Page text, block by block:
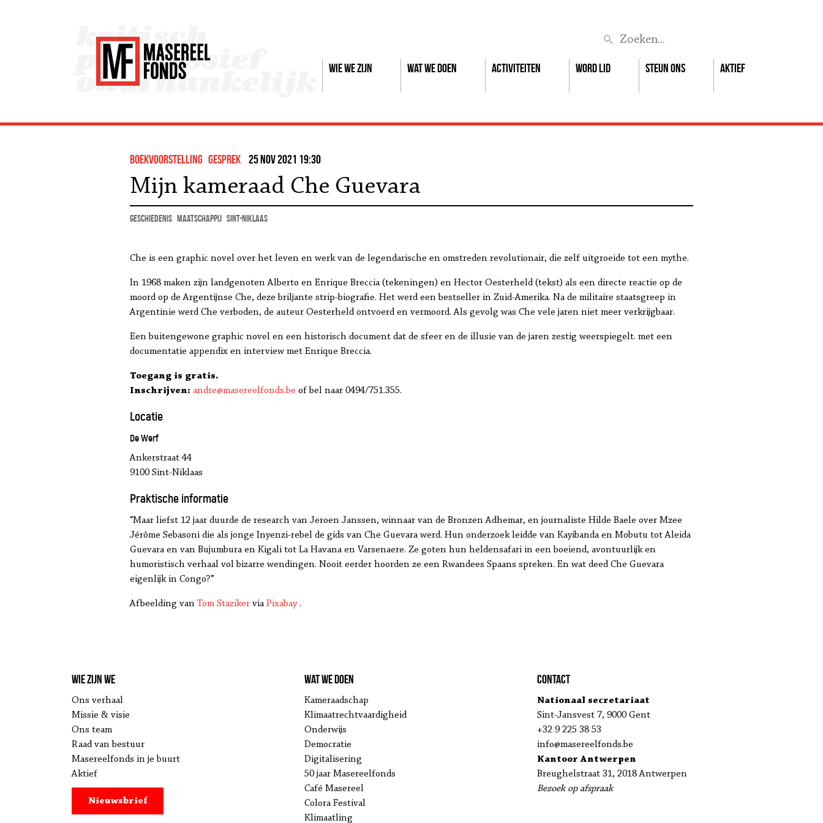
Wie we zijn Wat we doen Activiteiten Word lid Steun ons Aktief
boekvoorstelling gesprek 25 nov 2021 19:30
Mijn kameraad Che Guevara
geschiedenis maatschappij Sint-Niklaas
Che is een graphic novel over het leven en werk van de legendarische en omstreden revolutionair, die zelf uitgroeide tot een mythe.
In 1968 maken zijn landgenoten Alberto en Enrique Breccia (tekeningen) en Hector Oesterheld (tekst) als een directe reactie op de
moord op de Argentijnse Che, deze briljante strip-biografie. Het werd een bestseller in Zuid-Amerika. Na de militaire staatsgreep in
Argentinie werd Che verboden, de auteur Oesterheld ontvoerd en vermoord. Als gevolg was Che vele jaren niet meer verkrijgbaar.
Een buitengewone graphic novel en een historisch document dat de sfeer en de illusie van de jaren zestig weerspiegelt. met een
documentatie appendix en interview met Enrique Breccia.
Toegang is gratis.
Inschrijven: andre@masereelfonds.be of bel naar 0494/751.355.
Locatie
De Werf
Ankerstraat 44
9100 Sint-Niklaas
Praktische informatie
“Maar liefst 12 jaar duurde de research van Jeroen Janssen, winnaar van de Bronzen Adhemar, en journaliste Hilde Baele over Mzee
Jérôme Sebasoni die als jonge Inyenzi-rebel de gids van Che Guevara werd. Hun onderzoek leidde van Kayibanda en Mobutu tot Aleida
Guevara en van Bujumbura en Kigali tot La Havana en Varsenaere. Ze goten hun heldensafari in een boeiend, avontuurlijk en
humoristisch verhaal vol bizarre wendingen. Nooit eerder hoorden ze een Rwandees Spaans spreken. En wat deed Che Guevara
eigenlijk in Congo?”
Afbeelding van Tom StazikerviaPixabay.
Wie zijn we
Ons verhaal
Missie & visie
Ons team
Raad van bestuur
Masereelfonds in je buurt
Aktief
Nieuwsbrief
Wat we doen
Kameraadschap
Klimaatrechtvaardigheid
Onderwijs
Democratie
Digitalisering
50 jaar Masereelfonds
Café Masereel
Colora Festival
Klimaatling
Contact
Nationaal secretariaat
Sint-Jansvest 7, 9000 Gent
+32 9 225 38 53
info@masereelfonds.be
Kantoor Antwerpen
Breughelstraat 31, 2018 Antwerpen
Bezoek op afspraak